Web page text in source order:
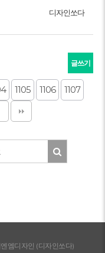
디자인쏘다
글쓰기
1105 1106
1107
엠디자인 (디자인쏘다)